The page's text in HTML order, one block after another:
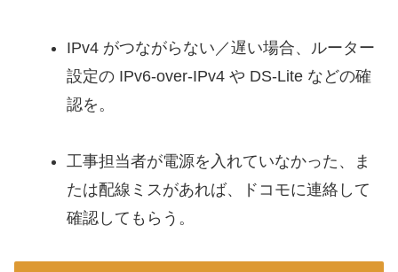
IPv4 がつながらない／遅い場合、ルーター
設定の IPv6-over-IPv4 や DS-Lite などの確
認を。
工事担当者が電源を入れていなかった、ま
たは配線ミスがあれば、ドコモに連絡して
確認してもらう。